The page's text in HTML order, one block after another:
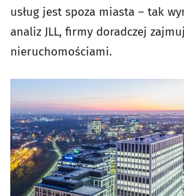
usług jest spoza miasta – tak
analiz JLL, firmy doradczej
nieruchomościami.